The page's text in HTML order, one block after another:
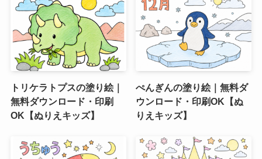
トリケラトプスの塗り絵｜
無料ダウンロード・印刷
OK【ぬりえキッズ】
ぺんぎんの塗り絵｜無料ダ
ウンロード・印刷OK【ぬ
りえキッズ】